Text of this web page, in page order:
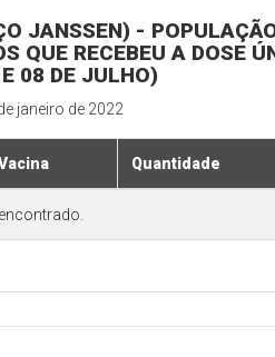
JANSSEN) -
QUE RECEBEU A DOSE
08 DE JULHO)
janeiro de 2022
Quantidade